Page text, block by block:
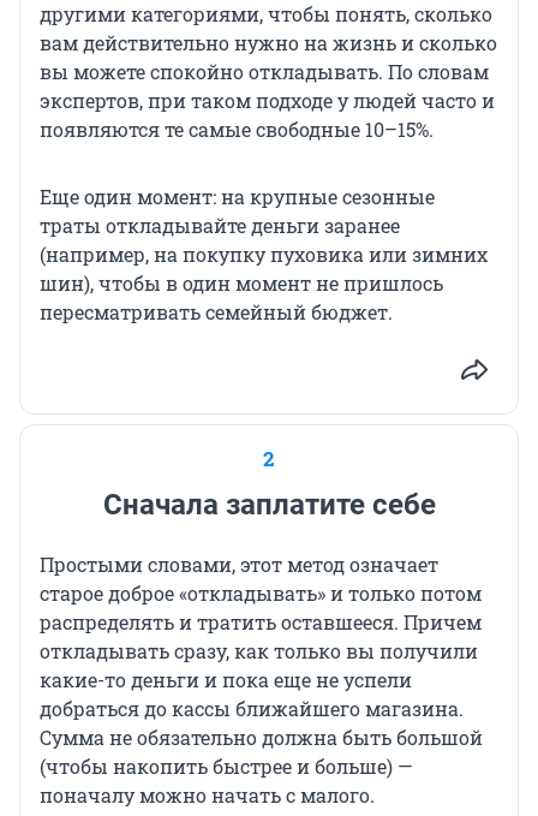
другими категориями, чтобы понять, сколько
вам действительно нужно на жизнь и сколько
вы можете спокойно откладывать. По словам
экспертов, при таком подходе у людей часто и
появляются те самые свободные 10–15%.
Еще один момент: на крупные сезонные
траты откладывайте деньги заранее
(например, на покупку пуховика или зимних
шин), чтобы в один момент не пришлось
пересматривать семейный бюджет.
2
Сначала заплатите себе
Простыми словами, этот метод означает
старое доброе «откладывать» и только потом
распределять и тратить оставшееся. Причем
откладывать сразу, как только вы получили
какие-то деньги и пока еще не успели
добраться до кассы ближайшего магазина.
Сумма не обязательно должна быть большой
(чтобы накопить быстрее и больше) —
поначалу можно начать с малого.